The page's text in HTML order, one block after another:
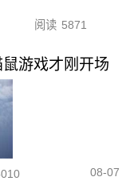
阅读 5871
游戏才刚开场
08-07